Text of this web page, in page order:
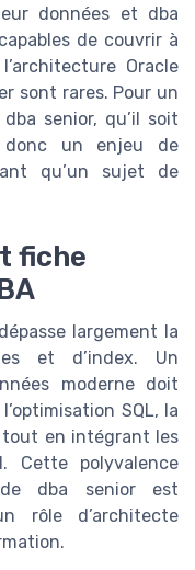
données et dba
de couvrir à
Oracle
sont rares. Pour un
senior, qu’il soit
donc un enjeu de
qu’un sujet de
fiche
largement la
et d’index. Un
moderne doit
SQL, la
en intégrant les
Cette polyvalence
dba senior est
rôle d’architecte